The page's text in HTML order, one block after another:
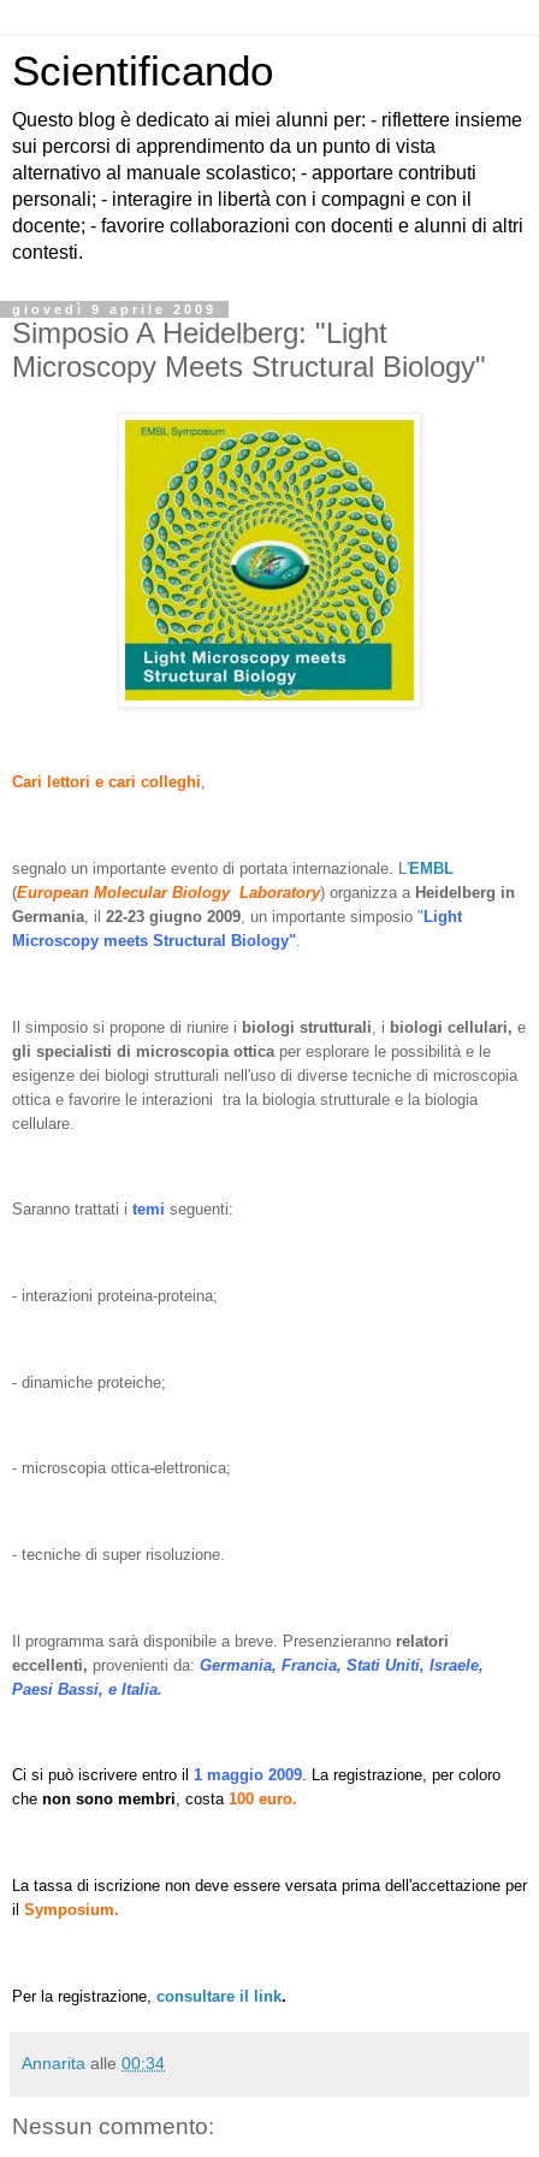
Scientificando
Questo blog è dedicato ai miei alunni per: - riflettere insieme
sui percorsi di apprendimento da un punto di vista
alternativo al manuale scolastico; - apportare contributi
personali; - interagire in libertà con i compagni e con il
docente; - favorire collaborazioni con docenti e alunni di altri
contesti.
giovedì 9 aprile 2009
Simposio A Heidelberg: "Light
Microscopy Meets Structural Biology"
Cari lettori e cari colleghi,
segnalo un importante evento di portata internazionale. L'EMBL
(European Molecular Biology Laboratory) organizza a Heidelberg in
Germania, il 22-23 giugno 2009, un importante simposio " Light
Microscopy meets Structural Biology".
Il simposio si propone di riunire i biologi strutturali , i biologi cellulari, e
gli specialisti di microscopia ottica per esplorare le possibilità e le
esigenze dei biologi strutturali nell'uso di diverse tecniche di microscopia
ottica e favorire le interazioni tra la biologia strutturale e la biologia
cellulare.
Saranno trattati i temi seguenti:
- interazioni proteina-proteina;
- dinamiche proteiche;
- microscopia ottica-elettronica;
- tecniche di super risoluzione.
Il programma sarà disponibile a breve. Presenzieranno relatori
eccellenti, provenienti da: Germania, Francia, Stati Uniti, Israele,
Paesi Bassi, e Italia.
Ci si può iscrivere entro il 1 maggio 2009. La registrazione, per coloro
che non sono membri, costa 100 euro.
La tassa di iscrizione non deve essere versata prima dell'accettazione per
il Symposium.
Per la registrazione, consultare il link.
Annarita alle 00:34
Nessun commento: